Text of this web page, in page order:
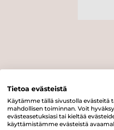
Tietoa evästeistä
Käytämme tällä sivustolla evästeitä
mahdollisen toiminnan. Voit
evästeasetuksiasi tai kieltää
käyttämistämme evästeistä